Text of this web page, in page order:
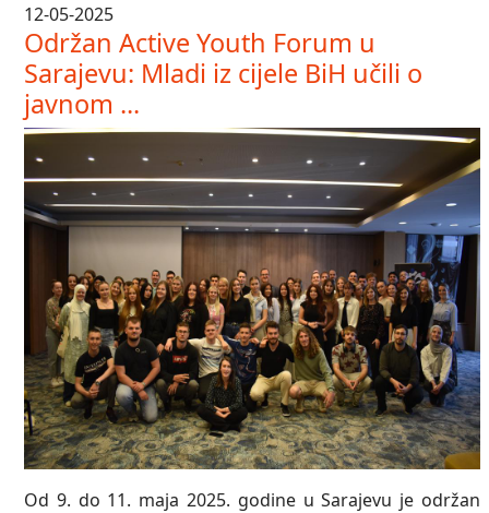
12-05-2025
Održan Active Youth Forum u
Sarajevu: Mladi iz cijele BiH učili o
javnom ...
Od 9. do 11. maja 2025. godine u Sarajevu je održan